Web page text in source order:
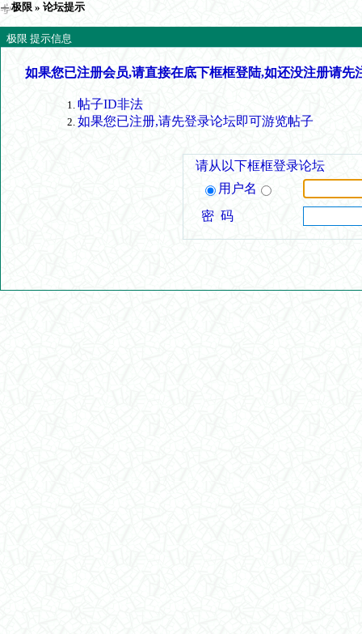
极限 » 论坛提示
极限 提示信息
如果您已注册会员,请直接在底下框框登陆,如还没注册请先
帖子ID非法
如果您已注册,请先登录论坛即可游览帖子
请从以下框框登录论坛
用户名
密 码